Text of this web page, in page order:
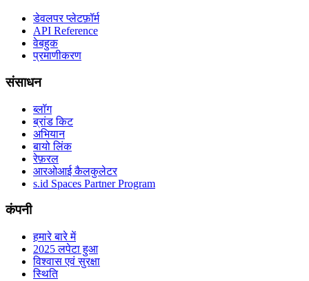
डेवलपर प्लेटफ़ॉर्म
API Reference
वेबहुक
प्रमाणीकरण
संसाधन
ब्लॉग
ब्रांड किट
अभियान
बायो लिंक
रेफ़रल
आरओआई कैलकुलेटर
s.id Spaces Partner Program
कंपनी
हमारे बारे में
2025 लपेटा हुआ
विश्वास एवं सुरक्षा
स्थिति